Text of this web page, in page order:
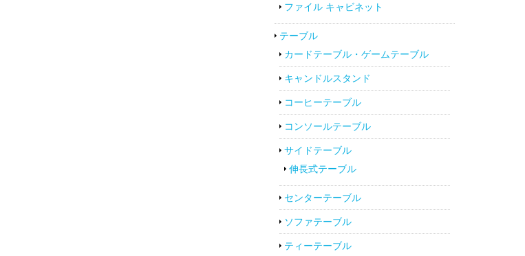
ファイル キャビネット
テーブル
カードテーブル・ゲームテーブル
キャンドルスタンド
コーヒーテーブル
コンソールテーブル
サイドテーブル
伸長式テーブル
センターテーブル
ソファテーブル
ティーテーブル